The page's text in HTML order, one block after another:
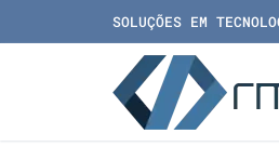
SOLUÇÕES EM